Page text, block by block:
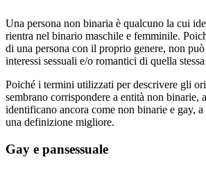
Una persona non binaria è qualcuno la cui
rientra nel binario maschile e femminile.
di una persona con il proprio genere, non
interessi sessuali e/o romantici di quella
Poiché i termini utilizzati per descrivere gli
sembrano corrispondere a entità non binarie,
identificano ancora come non binarie e gay,
una definizione migliore.
Gay e pansessuale